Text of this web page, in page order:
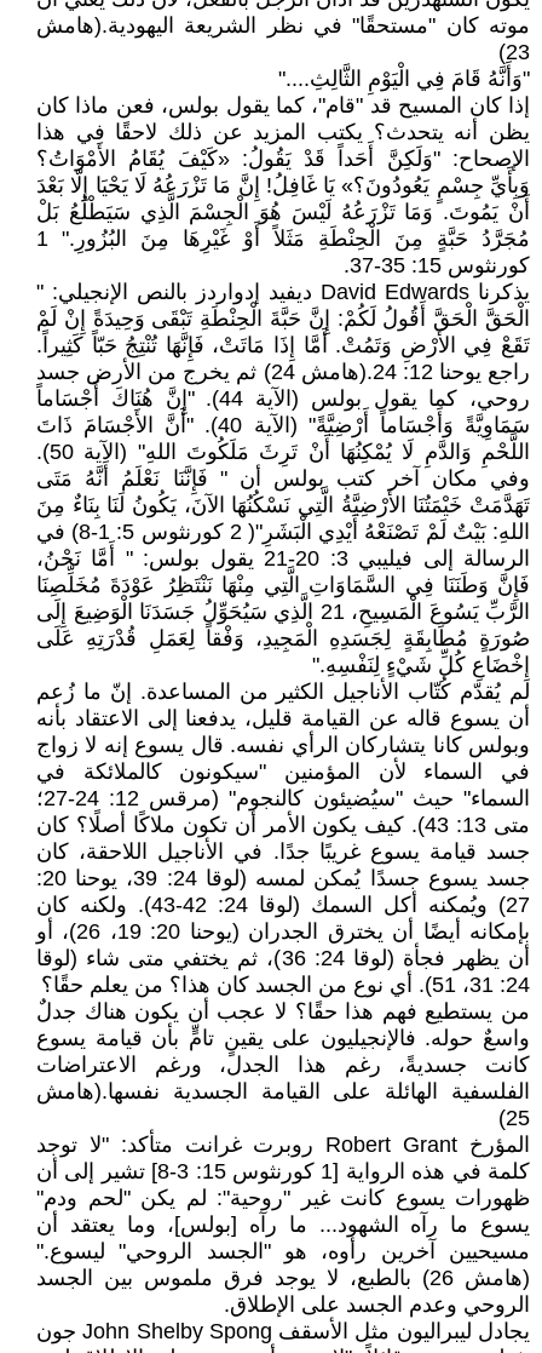
موته كان "مستحقًا" في نظر الشريعة اليهودية.(هامش
23)
"وَأَنَّهُ قَامَ فِي الْيَوْمِ الثَّالِثِ...."
إذا كان المسيح قد "قام"، كما يقول بولس، فعن ماذا كان
يظن أنه يتحدث؟ يكتب المزيد عن ذلك لاحقًا في هذا
الإصحاح: "وَلَكِنَّ أَحَداً قَدْ يَقُولُ: «كَيْفَ يُقَامُ الأَمْوَاتُ؟
وَبِأَيِّ جِسْمٍ يَعُودُونَ؟» يَا غَافِلُ! إِنَّ مَا تَزْرَعُهُ لَا يَحْيَا إِلّا بَعْدَ
أَنْ يَمُوتَ. وَمَا تَزْرَعُهُ لَيْسَ هُوَ الْجِسْمَ الَّذِي سَيَطْلُعُ بَلْ
مُجَرَّدُ حَبَّةٍ مِنَ الْحِنْطَةِ مَثَلاً أَوْ غَيْرِهَا مِنَ البُزُورِ." 1
كورنثوس 15: 35-37.
يذكرنا David Edwards ديفيد إدواردز بالنص الإنجيلي: "
الْحَقَّ الْحَقَّ أَقُولُ لَكُمْ: إِنَّ حَبَّةَ الْحِنْطَةِ تَبْقَى وَحِيدَةً إِنْ لَمْ
تَقَعْ فِي الأَرْضِ وَتَمُتْ. أَمَّا إِذَا مَاتَتْ، فَإِنَّهَا تُنْتِجُ حَبّاً كَثِيراً.
راجع يوحنا 12: 24.(هامش 24) ثم يخرج من الأرض جسد
روحي، كما يقول بولس (الآية 44). "إِنَّ هُنَاكَ أَجْسَاماً
سَمَاوِيَّةً وَأَجْسَاماً أَرْضِيَّةً" (الآية 40). "أَنَّ الأَجْسَامَ ذَاتَ
اللَّحْمِ وَالدَّمِ لَا يُمْكِنُهَا أَنْ تَرِثَ مَلَكُوتَ اللهِ" (الآية 50).
وفي مكان آخر كتب بولس أن " فَإِنَّنَا نَعْلَمُ أَنَّهُ مَتَى
تَهَدَّمَتْ خَيْمَتُنَا الأَرْضِيَّةُ الَّتِي نَسْكُنُهَا الآنَ، يَكُونُ لَنَا بِنَاءٌ مِنَ
اللهِ: بَيْتٌ لَمْ تَصْنَعْهُ أَيْدِي الْبَشَرِ"( 2 كورنثوس 5: 1-8) في
الرسالة إلى فيليبي 3: 20-21 يقول بولس: " أَمَّا نَحْنُ،
فَإِنَّ وَطَنَنَا فِي السَّمَاوَاتِ الَّتِي مِنْهَا نَنْتَظِرُ عَوْدَةَ مُخَلِّصِنَا
الرَّبِّ يَسُوعَ الْمَسِيحِ، 21 الَّذِي سَيُحَوِّلُ جَسَدَنَا الْوَضِيعَ إِلَى
صُورَةٍ مُطَابِقَةٍ لِجَسَدِهِ الْمَجِيدِ، وَفْقاً لِعَمَلِ قُدْرَتِهِ عَلَى
إِخْضَاعِ كُلِّ شَيْءٍ لِنَفْسِهِ."
لم يُقدّم كُتّاب الأناجيل الكثير من المساعدة. إنّ ما زُعم
أن يسوع قاله عن القيامة قليل، يدفعنا إلى الاعتقاد بأنه
وبولس كانا يتشاركان الرأي نفسه. قال يسوع إنه لا زواج
في السماء لأن المؤمنين "سيكونون كالملائكة في
السماء" حيث "سيُضيئون كالنجوم" (مرقس 12: 24-27؛
متى 13: 43). كيف يكون الأمر أن تكون ملاكًا أصلًا؟ كان
جسد قيامة يسوع غريبًا جدًا. في الأناجيل اللاحقة، كان
جسد يسوع جسدًا يُمكن لمسه (لوقا 24: 39، يوحنا 20:
27) ويُمكنه أكل السمك (لوقا 24: 42-43). ولكنه كان
بإمكانه أيضًا أن يخترق الجدران (يوحنا 20: 19، 26)، أو
أن يظهر فجأة (لوقا 24: 36)، ثم يختفي متى شاء (لوقا
24: 31، 51). أي نوع من الجسد كان هذا؟ من يعلم حقًا؟
من يستطيع فهم هذا حقًا؟ لا عجب أن يكون هناك جدلٌ
واسعٌ حوله. فالإنجيليون على يقينٍ تامٍّ بأن قيامة يسوع
كانت جسديةً، رغم هذا الجدل، ورغم الاعتراضات
الفلسفية الهائلة على القيامة الجسدية نفسها.(هامش
25)
المؤرخ Robert Grant روبرت غرانت متأكد: "لا توجد
كلمة في هذه الرواية [1 كورنثوس 15: 3-8] تشير إلى أن
ظهورات يسوع كانت غير "روحية": لم يكن "لحم ودم"
يسوع ما رآه الشهود... ما رآه [بولس]، وما يعتقد أن
مسيحيين آخرين رأوه، هو "الجسد الروحي" ليسوع."
(هامش 26) بالطبع، لا يوجد فرق ملموس بين الجسد
الروحي وعدم الجسد على الإطلاق.
يجادل ليبراليون مثل الأسقف John Shelby Spong جون